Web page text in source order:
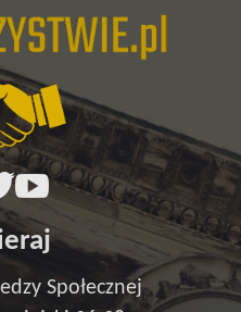
Społecznej